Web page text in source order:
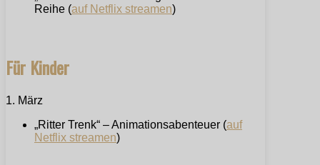
Reihe (auf Netflix streamen)
Für Kinder
1. März
„Ritter Trenk“ – Animationsabenteuer (auf
Netflix streamen)